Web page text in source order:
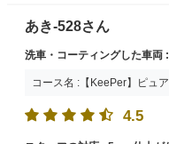
あき-528さん
洗車・コーティングした車両
コース名 :【KeePer】ピュ
4.5